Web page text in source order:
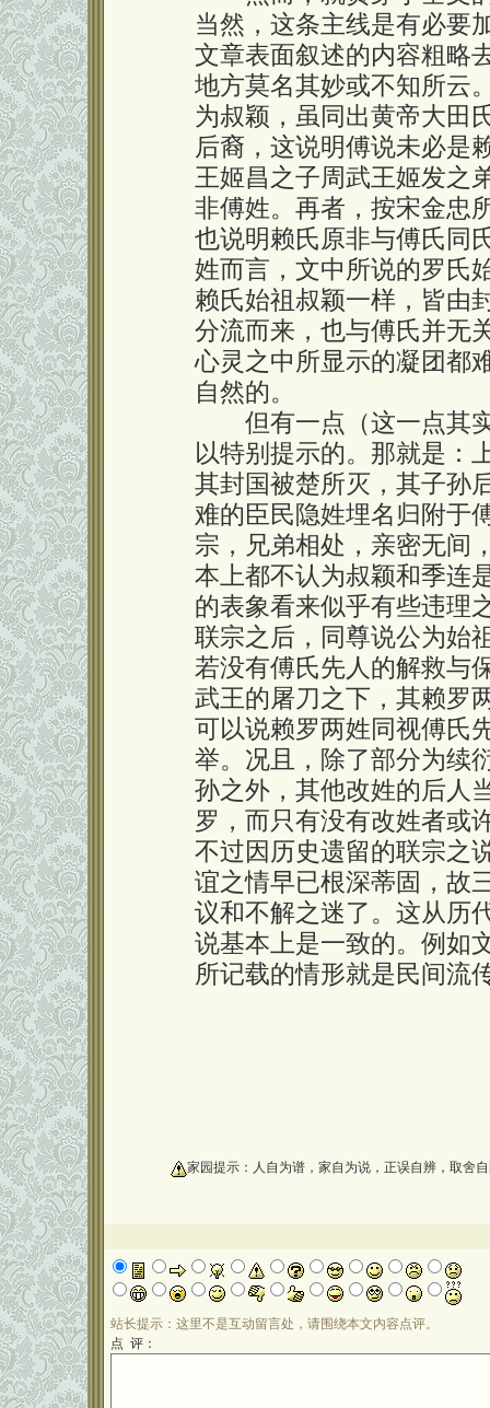
当然，这条主线是有必要
文章表面叙述的内容粗略
地方莫名其妙或不知所云
为叔颖，虽同出黄帝大田
后裔，这说明傅说未必是
王姬昌之子周武王姬发之
非傅姓。再者，按宋金忠
也说明赖氏原非与傅氏同
姓而言，文中所说的罗氏
赖氏始祖叔颖一样，皆由
分流而来，也与傅氏并无
心灵之中所显示的凝团都
自然的。
但有一点（这一点其实
以特别提示的。那就是：
其封国被楚所灭，其子孙
难的臣民隐姓埋名归附于
宗，兄弟相处，亲密无间
本上都不认为叔颖和季连
的表象看来似乎有些违理
联宗之后，同尊说公为始
若没有傅氏先人的解救与
武王的屠刀之下，其赖罗
可以说赖罗两姓同视傅氏
举。况且，除了部分为续
孙之外，其他改姓的后人
罗，而只有没有改姓者或
不过因历史遗留的联宗之
谊之情早已根深蒂固，故
议和不解之迷了。这从历
说基本上是一致的。例如
所记载的情形就是民间流
家园提示：人自为谱，家自为说，正误自辨，取舍
站长提示：这里不是互动留言处，请围绕本文内容点评。
点 评：